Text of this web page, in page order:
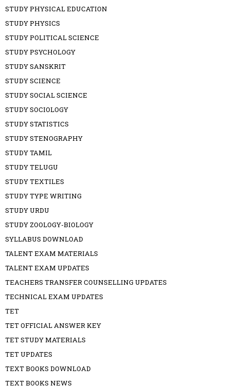
STUDY PHYSICAL EDUCATION
STUDY PHYSICS
STUDY POLITICAL SCIENCE
STUDY PSYCHOLOGY
STUDY SANSKRIT
STUDY SCIENCE
STUDY SOCIAL SCIENCE
STUDY SOCIOLOGY
STUDY STATISTICS
STUDY STENOGRAPHY
STUDY TAMIL
STUDY TELUGU
STUDY TEXTILES
STUDY TYPE WRITING
STUDY URDU
STUDY ZOOLOGY-BIOLOGY
SYLLABUS DOWNLOAD
TALENT EXAM MATERIALS
TALENT EXAM UPDATES
TEACHERS TRANSFER COUNSELLING UPDATES
TECHNICAL EXAM UPDATES
TET
TET OFFICIAL ANSWER KEY
TET STUDY MATERIALS
TET UPDATES
TEXT BOOKS DOWNLOAD
TEXT BOOKS NEWS